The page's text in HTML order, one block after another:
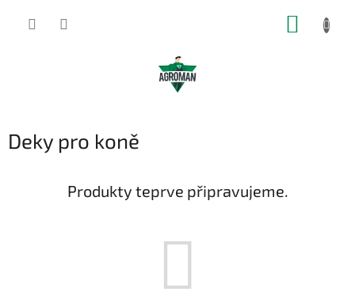
Deky pro koně
Produkty teprve připravujeme.